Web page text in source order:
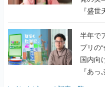
プリ
国内向
『あっ
てみた
インタビューの記事一覧